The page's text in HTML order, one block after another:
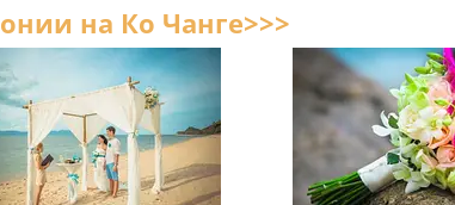
на Ко Чанге>>>